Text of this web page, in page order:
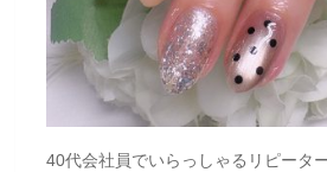
40代会社員でいらっしゃるリピーター